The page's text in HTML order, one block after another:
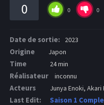
0 0 0
Date de sortie: 2023
Origine Japon
Time 24 min
Réalisateur inconnu
Acteurs Junya Enoki, Akari
Last Edit: Saison 1